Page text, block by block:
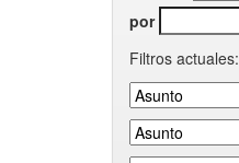
por
Filtros actuales: